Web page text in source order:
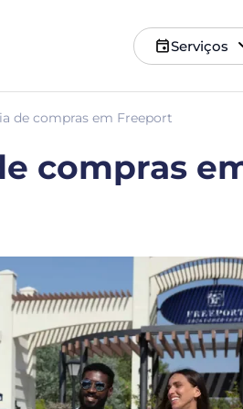
Serviços
de compras em Freeport
compras